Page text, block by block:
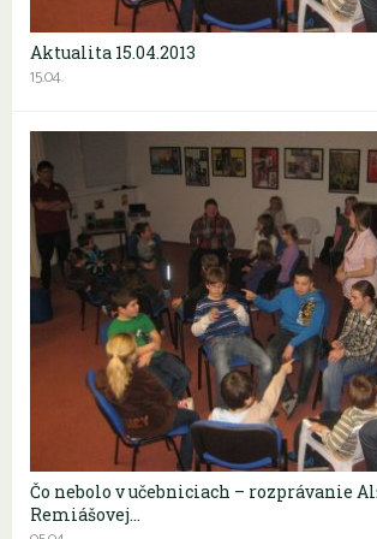
Aktualita 15.04.2013
15.04.
Čo nebolo v učebniciach – rozprávanie
Remiášovej…